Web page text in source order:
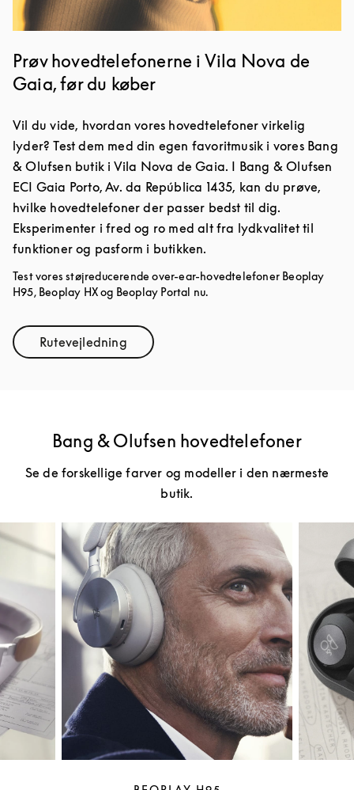
Prøv hovedtelefonerne i Vila Nova de
Gaia, før du køber
Vil du vide, hvordan vores hovedtelefoner virkelig
lyder? Test dem med din egen favoritmusik i vores Bang
& Olufsen butik i Vila Nova de Gaia. I Bang & Olufsen
ECI Gaia Porto, Av. da República 1435, kan du prøve,
hvilke hovedtelefoner der passer bedst til dig.
Eksperimenter i fred og ro med alt fra lydkvalitet til
funktioner og pasform i butikken.
Test vores støjreducerende over-ear-hovedtelefoner Beoplay
H95, Beoplay HX og Beoplay Portal nu.
RutevejledningLink Opens in New Tab
Bang & Olufsen hovedtelefoner
Se de forskellige farver og modeller i den nærmeste
butik.